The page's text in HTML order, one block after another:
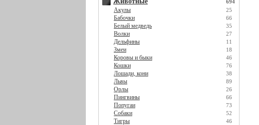
694
Акулы 25
Бабочки 66
Белый медведь 35
Волки 27
Дельфины 11
Змеи 18
Коровы и быки 46
Кошки 76
Лошади, кони 38
Львы 89
Орлы 26
Пингвины 66
Попугаи 73
Собаки 52
Тигры 46